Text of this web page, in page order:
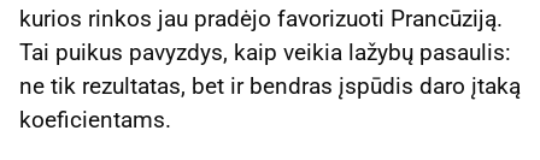
kurios rinkos jau pradėjo favorizuoti Prancūziją.
Tai puikus pavyzdys, kaip veikia lažybų pasaulis:
ne tik rezultatas, bet ir bendras įspūdis daro įtaką
koeficientams.